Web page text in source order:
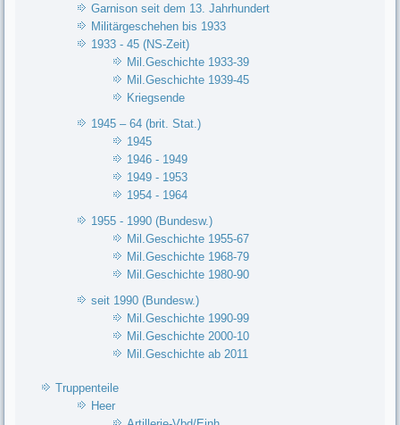
Garnison seit dem 13. Jahrhundert
Militärgeschehen bis 1933
1933 - 45 (NS-Zeit)
Mil.Geschichte 1933-39
Mil.Geschichte 1939-45
Kriegsende
1945 – 64 (brit. Stat.)
1945
1946 - 1949
1949 - 1953
1954 - 1964
1955 - 1990 (Bundesw.)
Mil.Geschichte 1955-67
Mil.Geschichte 1968-79
Mil.Geschichte 1980-90
seit 1990 (Bundesw.)
Mil.Geschichte 1990-99
Mil.Geschichte 2000-10
Mil.Geschichte ab 2011
Truppenteile
Heer